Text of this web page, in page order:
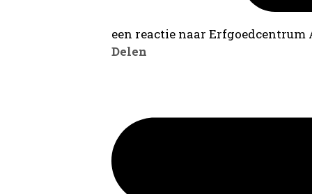
een reactie naar
Delen